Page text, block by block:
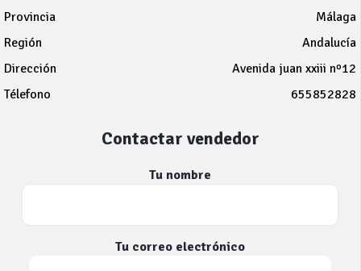
Provincia
Málaga
Región
Andalucía
Dirección
Avenida juan xxiii nº12
Télefono
655852828
Contactar vendedor
Tu nombre
Tu correo electrónico